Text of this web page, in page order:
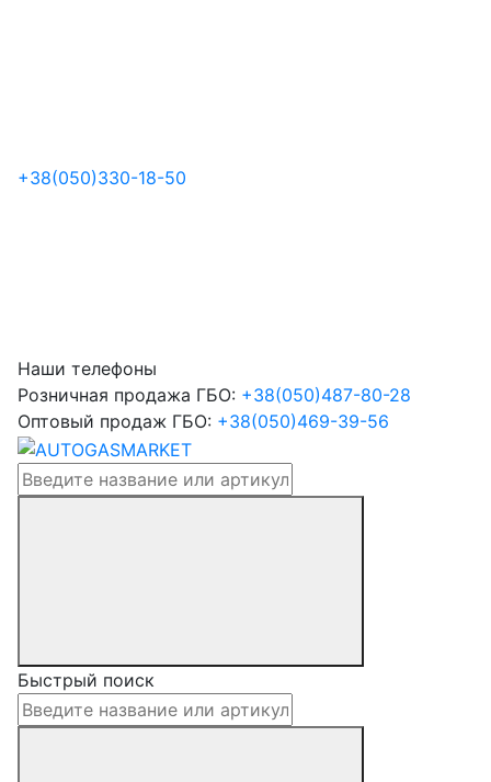
+38(050)330-18-50
Наши телефоны
Розничная продажа ГБО: +38(050)487-80-28
Оптовый продаж ГБО: +38(050)469-39-56
Быстрый поиск